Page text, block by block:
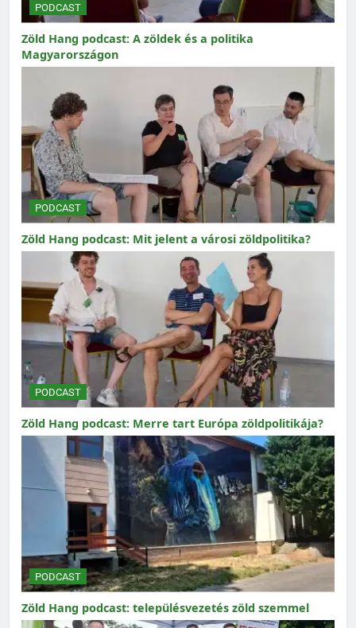
PODCAST
Zöld Hang podcast: A zöldek és a politika
Magyarországon
PODCAST
Zöld Hang podcast: Mit jelent a városi zöldpolitika?
PODCAST
Zöld Hang podcast: Merre tart Európa zöldpolitikája?
PODCAST
Zöld Hang podcast: településvezetés zöld szemmel